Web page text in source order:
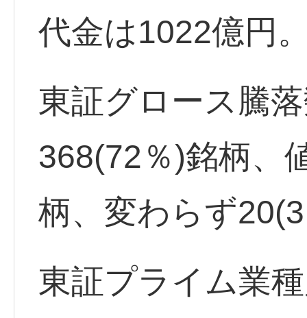
代金は1022億円
東証グロース騰
368(72％)銘柄、
柄、変わらず
東証プライム業